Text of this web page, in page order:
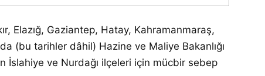
Elazığ, Gaziantep, Hatay, Kahramanmaraş,
(bu tarihler dâhil) Hazine ve Maliye Bakanlığı
İslahiye ve Nurdağı ilçeleri için mücbir sebep